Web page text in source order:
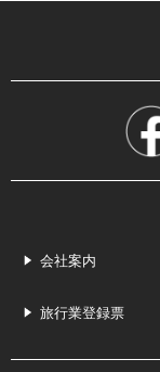
会社案内
旅行業登録票